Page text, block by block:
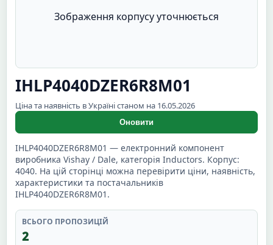
Зображення корпусу уточнюється
IHLP4040DZER6R8M01
Ціна та наявність в Україні станом на 16.05.2026
Оновити
IHLP4040DZER6R8M01 — електронний компонент
виробника Vishay / Dale, категорія Inductors. Корпус:
4040. На цій сторінці можна перевірити ціни, наявність,
характеристики та постачальників
IHLP4040DZER6R8M01.
ВСЬОГО ПРОПОЗИЦІЙ
2